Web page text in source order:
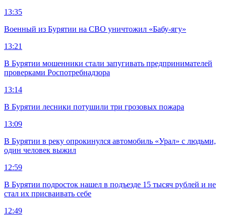
13:35
Военный из Бурятии на СВО уничтожил «Бабу-ягу»
13:21
В Бурятии мошенники стали запугивать предпринимателей
проверками Роспотребнадзора
13:14
В Бурятии лесники потушили три грозовых пожара
13:09
В Бурятии в реку опрокинулся автомобиль «Урал» с людьми,
один человек выжил
12:59
В Бурятии подросток нашел в подъезде 15 тысяч рублей и не
стал их присваивать себе
12:49